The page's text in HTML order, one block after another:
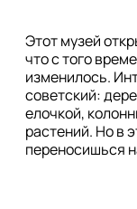
Этот музей
что с того
изменилось.
советский:
елочкой,
растений. Но в
переносишься